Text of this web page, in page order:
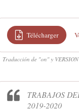
Télécharger
Traducción de "on" y
TRABAJOS
2019-2020